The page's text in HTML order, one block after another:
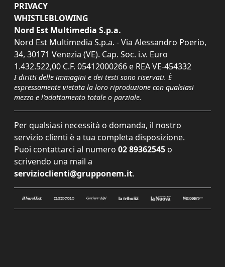
PRIVACY
WHISTLEBLOWING
Nord Est Multimedia S.p.a.
Nord Est Multimedia S.p.a. - Via Alessandro Poerio,
34, 30171 Venezia (VE). Cap. Soc. i.v. Euro
1.432.522,00 C.F. 05412000266 e REA VE-454332
I diritti delle immagini e dei testi sono riservati. È
espressamente vietata la loro riproduzione con qualsiasi
mezzo e l'adattamento totale o parziale.
Per qualsiasi necessità o domanda, il nostro
servizio clienti è a tua completa disposizione.
Puoi contattarci al numero 02 89362545 o
scrivendo una mail a
servizioclienti@grupponem.it.